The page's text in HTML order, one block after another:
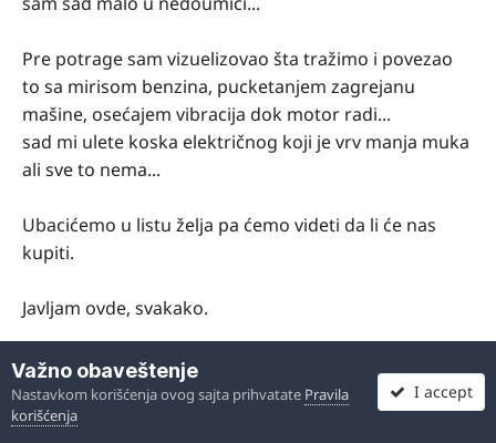
Pre potrage sam vizuelizovao šta tražimo i povezao
to sa mirisom benzina, pucketanjem zagrejanu
mašine, osećajem vibracija dok motor radi...
sad mi ulete koska električnog koji je vrv manja muka
ali sve to nema...
Ubacićemo u listu želja pa ćemo videti da li će nas
kupiti.
Javljam ovde, svakako.
Sent from my SM-G998B using Tapatalk
Važno obaveštenje
Nastavkom korišćenja ovog sajta prihvatate Pravila
korišćenja
I accept